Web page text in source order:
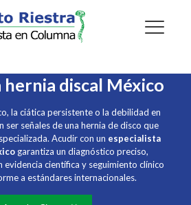
hernia discal México
la ciática persistente o la debilidad en
ser señales de una hernia de disco que
Acudir con un especialista
garantiza un diagnóstico preciso,
científica y seguimiento clínico
a estándares internacionales.